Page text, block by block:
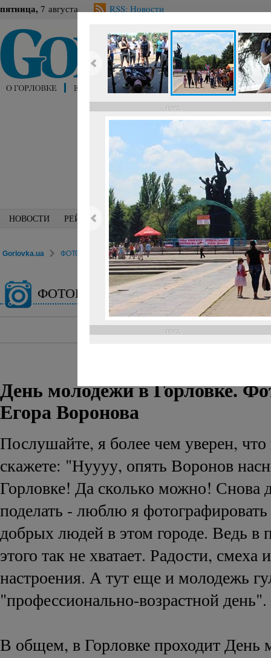
пятница, 7 августа RSS: Новости
НОВОСТИ РЕЙТИНГИ БЛОГИ СПЕЦИАЛИСТЫ
Gorlovka.ua ФОТОРЕПОРТАЖИ Досуг
ФОТОГАЛЕРЕЯ
День молодежи в Горловке.
Егора Воронова
Послушайте, я более чем уверен, что
скажете: "Нуууу, опять Воронов
Горловке! Да сколько можно! Снова
поделать - люблю я
добрых людей в этом городе. Ведь в
этого так не хватает. Радости, смеха
настроения. А тут еще и молодежь
"профессионально-возрастной день".
В общем, в Горловке проходит День
пред.
пред.